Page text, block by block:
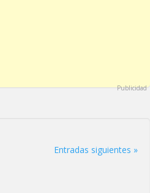
Publicidad
Entradas siguientes »